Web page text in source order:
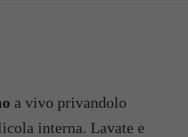
a vivo privandolo
interna. Lavate e